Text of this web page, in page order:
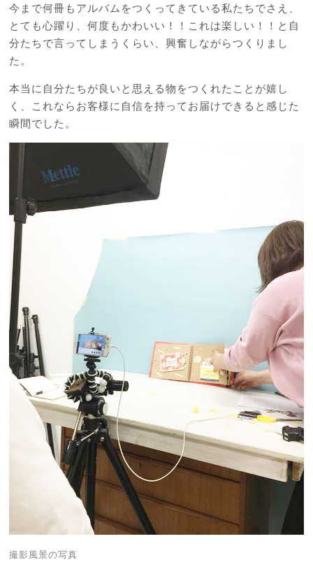
今まで何冊もアルバムをつくってきている私たちでさえ、
とても心躍り、何度もかわいい！！これは楽しい！！と自
分たちで言ってしまうくらい、興奮しながらつくりまし
た。
本当に自分たちが良いと思える物をつくれたことが嬉し
く、これならお客様に自信を持ってお届けできると感じた
瞬間でした。
撮影風景の写真